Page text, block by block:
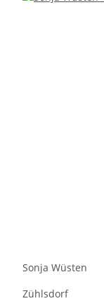
Sonja Wüsten
Zühlsdorf